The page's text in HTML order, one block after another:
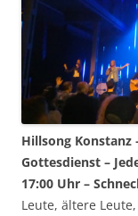
Hillsong Konstanz
Gottesdienst –
17:00 Uhr –
Leute, ältere